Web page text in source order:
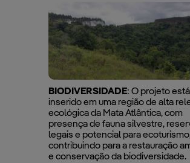
BIODIVERSIDADE: O projeto está
inserido em uma região de alta
ecológica da Mata Atlântica, com
presença de fauna silvestre,
legais e potencial para
contribuindo para a restauração
e conservação da biodiversidade.